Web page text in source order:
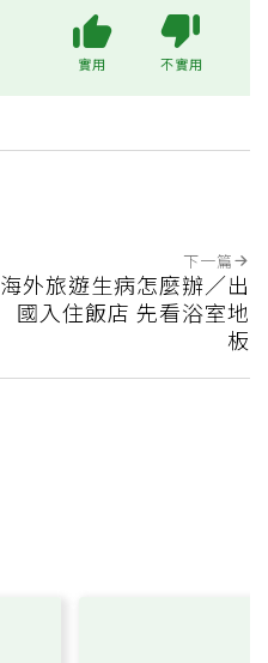
實用 不實用
下一篇
海外旅遊生病怎麼辦／出
國入住飯店 先看浴室地
板